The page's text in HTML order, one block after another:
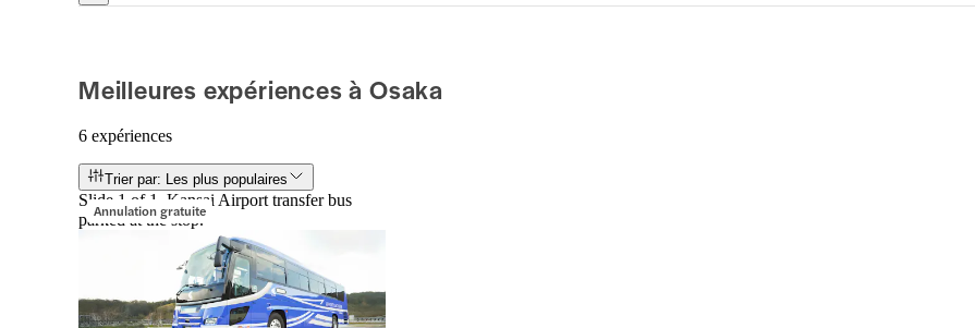
Meilleures expériences à Osaka
6 expériences
Trier par: Les plus populaires
Annulation gratuite
Slide 1 of 1, Kansai Airport transfer bus
parked at the stop.